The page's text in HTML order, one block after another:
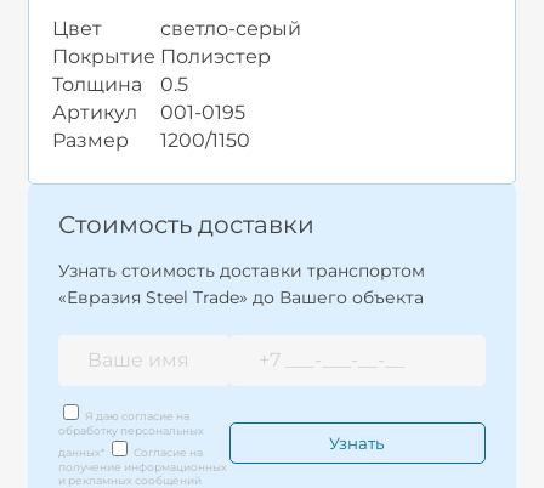
Цвет
светло-серый
Покрытие Полиэстер
Толщина
0.5
Артикул
001-0195
Размер
1200/1150
Стоимость доставки
Узнать стоимость доставки транспортом
«Евразия Steel Trade» до Вашего объекта
Я даю согласие на
обработку персональных
данных*
Согласие на
получение информационных
и рекламных сообщений